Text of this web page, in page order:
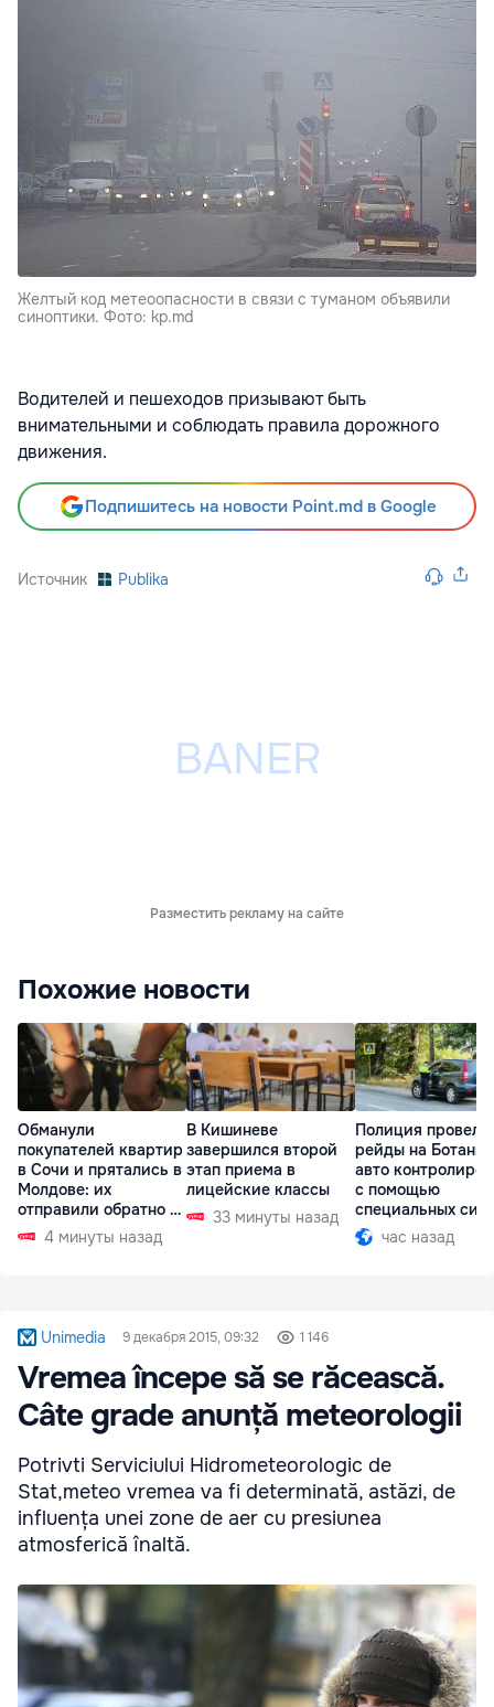
Желтый код метеоопасности в связи с туманом объявили
синоптики. Фото: kp.md
Водителей и пешеходов призывают быть
внимательными и соблюдать правила дорожного
движения.
Подпишитесь на новости Point.md в Google
Источник Publika
Разместить рекламу на сайте
Похожие новости
Обманули
покупателей квартир
в Сочи и прятались в
Молдове: их
отправили обратно в
РФ 4 минуты назад
В Кишиневе
завершился второй
этап приема в
лицейские классы
33 минуты назад
Полиция провела
рейды на
авто
с помощью
специальных
час назад
Unimedia 9 декабря 2015, 09:32 1 146
Vremea începe să se răcească.
Câte grade anunță meteorologii
Potrivti Serviciului Hidrometeorologic de
Stat,meteo vremea va fi determinată, astăzi, de
influența unei zone de aer cu presiunea
atmosferică înaltă.